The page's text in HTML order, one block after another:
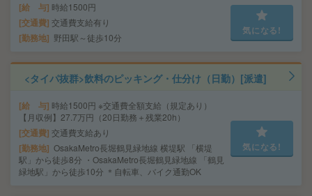
給 与 時給1500円
交通費 交通費支給有り
勤務地 野田駅～徒歩10分
気になる!
<タイパ抜群>飲料のピッキング・仕分け（日勤）[派遣]
給 与 時給1500円 ※交通費全額支給（規定あり）
【月収例】27.7万円（20日勤務＋残業20h）
交通費 交通費支給あり
勤務地 OsakaMetro長堀鶴見緑地線 横堤駅 「横堤
駅」から徒歩8分 ・OsakaMetro長堀鶴見緑地線 「鶴見
緑地駅」から徒歩10分 ＊自転車、バイク通勤OK
気になる!